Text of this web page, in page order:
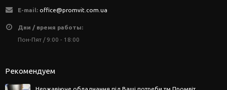
E-mail: office@promvit.com.ua
Дни / время работы:
Пон-Пят / 9:00 - 18:00
Рекомендуем
Нержавіюче обладнання під Ваші потреби тм Промвіт